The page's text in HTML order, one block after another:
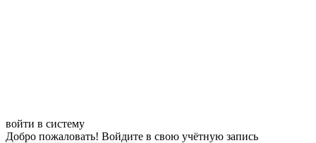
войти в систему
Добро пожаловать! Войдите в свою учётную запись